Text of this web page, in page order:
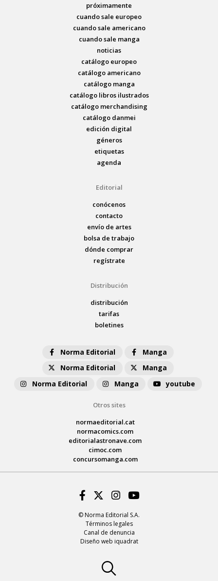
próximamente
cuando sale europeo
cuando sale americano
cuando sale manga
noticias
catálogo europeo
catálogo americano
catálogo manga
catálogo libros ilustrados
catálogo merchandising
catálogo danmei
edición digital
géneros
etiquetas
agenda
Editorial
conócenos
contacto
envío de artes
bolsa de trabajo
dónde comprar
regístrate
Distribución
distribución
tarifas
boletines
Norma Editorial
Manga
Norma Editorial
Manga
Norma Editorial
Manga youtube
Otros sites
normaeditorial.cat
normacomics.com
editorialastronave.com
cimoc.com
concursomanga.com
© Norma Editorial S.A.
Términos legales
Canal de denuncia
Diseño web iquadrat
Facebook
Twitter
Instagram
Youtube